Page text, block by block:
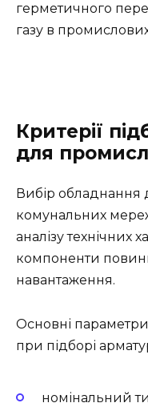
герметичного
газу в
Критерії
для
Вибір
комунальних
аналізу технічних
компоненти
навантаження.
Основні
при підборі
номінальний